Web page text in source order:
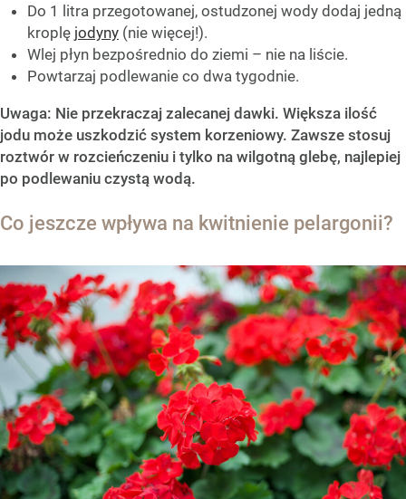
Do 1 litra przegotowanej, ostudzonej wody dodaj jedną
kroplę jodyny (nie więcej!).
Wlej płyn bezpośrednio do ziemi – nie na liście.
Powtarzaj podlewanie co dwa tygodnie.
Uwaga: Nie przekraczaj zalecanej dawki. Większa ilość
jodu może uszkodzić system korzeniowy. Zawsze stosuj
roztwór w rozcieńczeniu i tylko na wilgotną glebę, najlepiej
po podlewaniu czystą wodą.
Co jeszcze wpływa na kwitnienie pelargonii?